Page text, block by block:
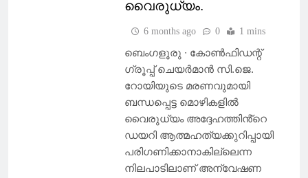
വൈരുധ്യം.
6 months ago 0 1 mins
ബെംഗളൂരു ∙ കോൺഫിഡന്റ്
ഗ്രൂപ്പ് ചെയർമാൻ സി.ജെ.
റോയിയുടെ മരണവുമായി
ബന്ധപ്പെട്ട മൊഴികളിൽ
വൈരുധ്യം അദ്ദേഹത്തിൻ്റെ
ഡയറി ആത്മഹത്യക്കുറിപ്പായി
പരിഗണിക്കാനാകില്ലെന്ന
നിലപാടിലാണ് അന്വേഷണ